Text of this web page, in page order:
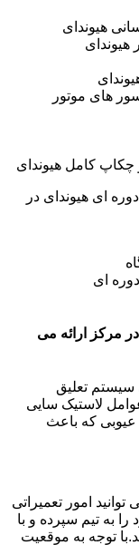
هیوندای
های موتور
چکاپ کامل هیوندای
ای هیوندای در
ای
مرکز ارائه می
تعلیق
لاستیک سایی
که باعث
امور تعمیراتی
به تیم سپرده و با
توجه به موقعیت